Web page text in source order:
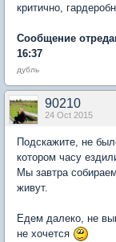
критично,
Сообщение
16:37
дубль
90210
24 Oct 2015
Подскажите, не
котором часу
Мы завтра
живут.
Едем далеко, не
не хочется